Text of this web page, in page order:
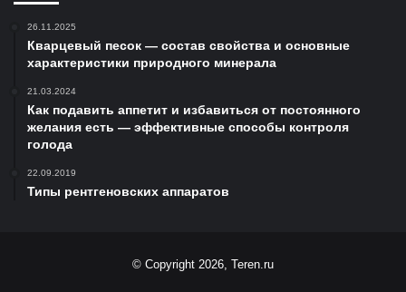
26.11.2025
Кварцевый песок — состав свойства и основные
характеристики природного минерала
21.03.2024
Как подавить аппетит и избавиться от постоянного
желания есть — эффективные способы контроля
голода
22.09.2019
Типы рентгеновских аппаратов
© Copyright 2026, Teren.ru